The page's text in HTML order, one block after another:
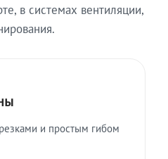
в системах вентиляции,
и простым гибом